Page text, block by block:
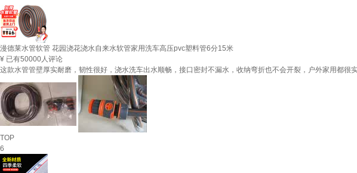
漫德莱水管软管 花园浇花浇水自来水软管家用洗车高压pvc塑料管6分15米
¥ 已有50000人评论
这款水管管壁厚实耐磨，韧性很好，浇水洗车出水顺畅，接口密封不漏水，收纳弯折也不会开裂，户外家用都很
TOP
6